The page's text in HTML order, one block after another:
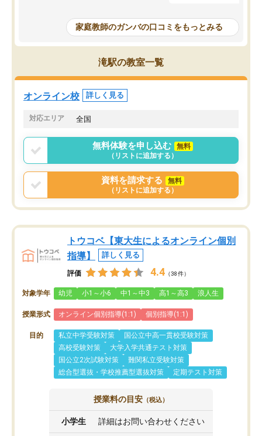
めて1年ほどだった今では平均点以上の
科目が増えてきました！あと1年受験ま
であるので無料の週末教室を使用しな
がら頑張って欲しいと思います！
問できるのでとても助か
家庭教師のガンバの口コミをもっとみる
滝駅の教室一覧
オンライン校 詳しく見る
対応エリア 全国
無料体験を申し込む
無料
（リストに追加する）
資料を請求する
無料
（リストに追加する）
トウコベ【東大生によるオンライン個別
指導】
詳しく見る
評価 4.4 （38件）
対象学年 幼児 小1～小6 中1～中3 高1～高3 浪人生
授業形式 オンライン個別指導(1:1) 個別指導(1:1)
目的 私立中学受験対策
国公立中高一貫校受験対策
高校受験対策
大学入学共通テスト対策
国公立2次試験対策
難関私立受験対策
総合型選抜・学校推薦型選抜対策
定期テスト対策
授業料の目安 （税込）
小学生 詳細はお問い合わせください